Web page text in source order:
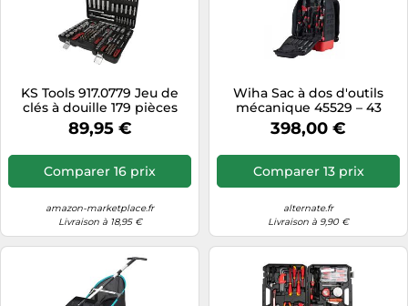
KS Tools 917.0779 Jeu de
clés à douille 179 pièces
917.0779
89,95 €
Comparer 16 prix
amazon-marketplace.fr
Livraison à 18,95 €
Wiha Sac à dos d'outils
mécanique 45529 – 43
pièces
398,00 €
Comparer 13 prix
alternate.fr
Livraison à 9,90 €